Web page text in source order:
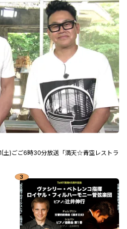
土)ごご6時30分放送「満天☆青空レストラ